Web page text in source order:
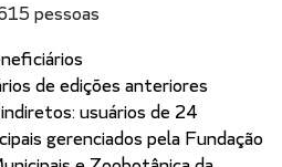
pessoas
de edições anteriores
usuários de 24
gerenciados pela Fundação